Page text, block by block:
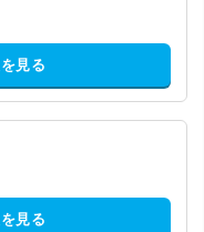
見る
見る